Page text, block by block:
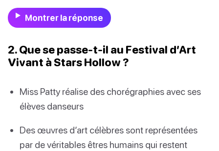
Montrer la réponse
2. Que se passe-t-il au Festival d’Art
Vivant à Stars Hollow ?
Miss Patty réalise des chorégraphies avec ses
élèves danseurs
Des œuvres d’art célèbres sont représentées
par de véritables êtres humains qui restent